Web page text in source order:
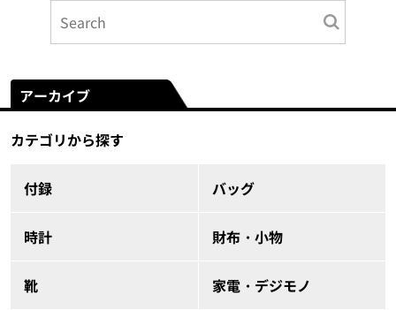
アーカイブ
カテゴリから探す
付録 バッグ
時計 財布・小物
靴 家電・デジモノ